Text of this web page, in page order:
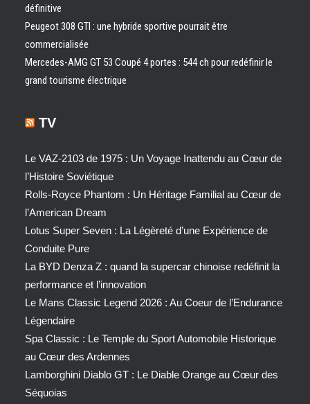
définitive
Peugeot 308 GTI : une hybride sportive pourrait être
commercialisée
Mercedes-AMG GT 53 Coupé 4 portes : 544 ch pour redéfinir le
grand tourisme électrique
TV
Le VAZ-2103 de 1975 : Un Voyage Inattendu au Cœur de
l’Histoire Soviétique
Rolls-Royce Phantom : Un Héritage Familial au Cœur de
l’American Dream
Lotus Super Seven : La Légèreté d’une Expérience de
Conduite Pure
La BYD Denza Z : quand la supercar chinoise redéfinit la
performance et l’innovation
Le Mans Classic Legend 2026 : Au Coeur de l’Endurance
Légendaire
Spa Classic : Le Temple du Sport Automobile Historique
au Cœur des Ardennes
Lamborghini Diablo GT : Le Diable Orange au Cœur des
Séquoias